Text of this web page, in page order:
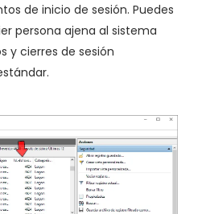
de inicio de sesión. Puedes
persona ajena al sistema
y cierres de sesión